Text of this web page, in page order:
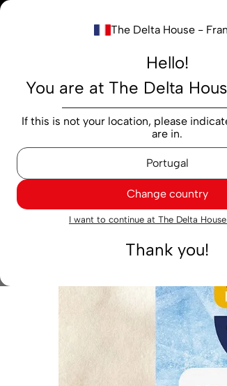
The Delta House -
Hello!
You are at The Delta
If this is not your location, please
are in.
Change country
I want to continue at The Delta
Thank you!
Produits Marques Cafés
infusions